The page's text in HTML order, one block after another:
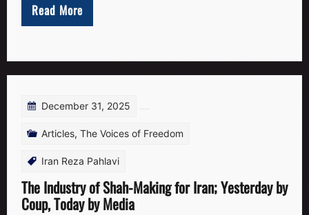
Read More
December 31, 2025
Articles, The Voices of Freedom
Iran Reza Pahlavi
The Industry of Shah-Making for Iran; Yesterday by
Coup, Today by Media